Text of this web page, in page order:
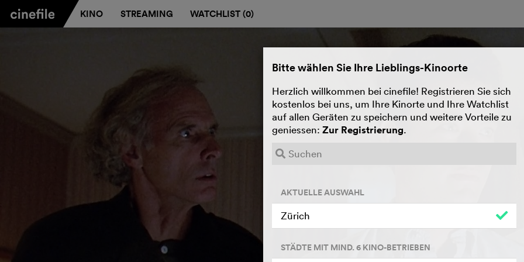
KINO STREAMING WATCHLIST (0)
Bitte wählen Sie Ihre Lieblings-Kinoorte
Herzlich willkommen bei cinefile! Registrieren Sie sich
kostenlos bei uns, um Ihre Kinorte und Ihre Watchlist
auf allen Geräten zu speichern und weitere Vorteile zu
geniessen: Zur Registrierung.
AKTUELLE AUSWAHL
Zürich
STÄDTE MIT MIND. 6 KINO-BETRIEBEN